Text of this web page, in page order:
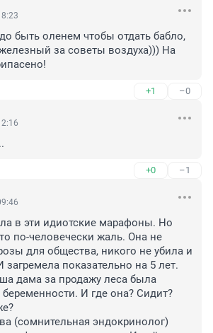
быть оленем чтобы отдать бабло,
за советы воздуха))) На
+1 –0
+0 –1
в эти идиотские марафоны. Но
по-человечески жаль. Она не
для общества, никого не убила и
загремела показательно на 5 лет.
дама за продажу леса была
И где она? Сидит?
(сомнительная эндокринолог)